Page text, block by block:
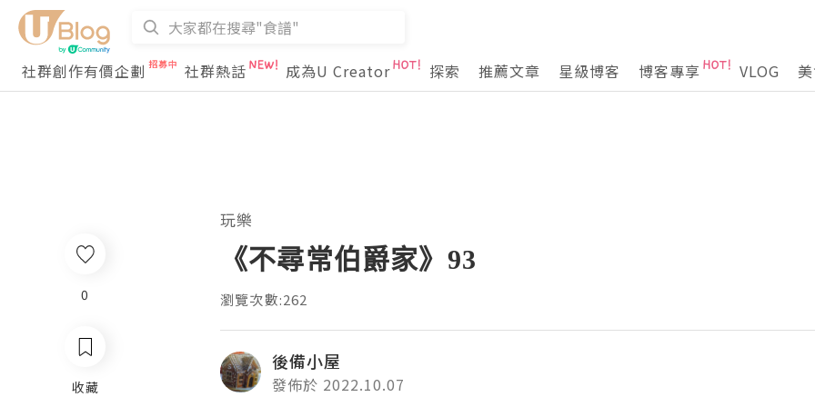
社群創作有價企劃 社群熱話 成為U Creator 探索 推薦文章 星級博客 博客專享 VLOG
玩樂
《不尋常伯爵家》93
瀏覽次數:262
後備小屋
發佈於 2022.10.07
0
收藏